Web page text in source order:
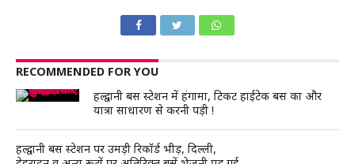
RECOMMENDED FOR YOU
हल्द्वानी बस स्टेशन में हंगामा, टिकट हाईटेक बस का और
यात्रा साधारण से करनी पड़ी !
हल्द्वानी बस स्टेशन पर उमड़ी रिकॉर्ड भीड़, दिल्ली,